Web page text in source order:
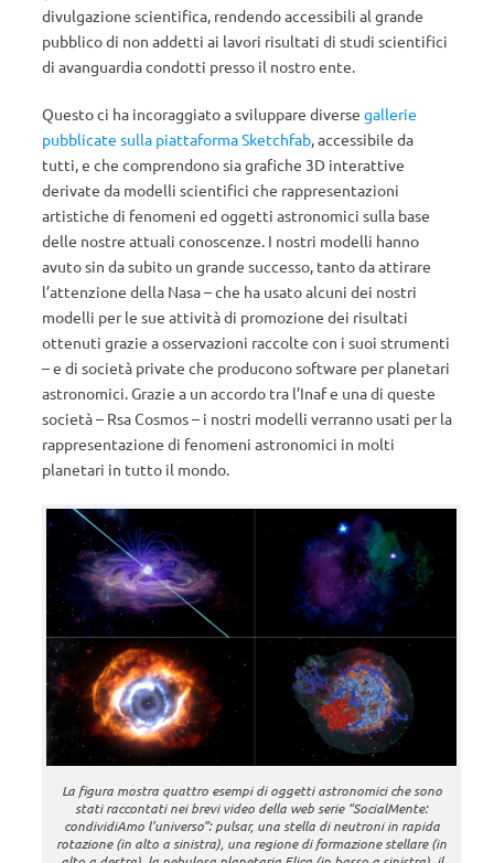
divulgazione scientifica, rendendo accessibili al grande
pubblico di non addetti ai lavori risultati di studi scientifici
di avanguardia condotti presso il nostro ente.
Questo ci ha incoraggiato a sviluppare diverse gallerie
pubblicate sulla piattaforma Sketchfab, accessibile da
tutti, e che comprendono sia grafiche 3D interattive
derivate da modelli scientifici che rappresentazioni
artistiche di fenomeni ed oggetti astronomici sulla base
delle nostre attuali conoscenze. I nostri modelli hanno
avuto sin da subito un grande successo, tanto da attirare
l’attenzione della Nasa – che ha usato alcuni dei nostri
modelli per le sue attività di promozione dei risultati
ottenuti grazie a osservazioni raccolte con i suoi strumenti
– e di società private che producono software per planetari
astronomici. Grazie a un accordo tra l’Inaf e una di queste
società – Rsa Cosmos – i nostri modelli verranno usati per la
rappresentazione di fenomeni astronomici in molti
planetari in tutto il mondo.
La figura mostra quattro esempi di oggetti astronomici che sono
stati raccontati nei brevi video della web serie “SocialMente:
condividiAmo l’universo”: pulsar, una stella di neutroni in rapida
rotazione (in alto a sinistra), una regione di formazione stellare (in